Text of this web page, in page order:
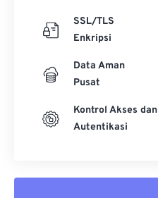
SSL/TLS
Enkripsi
Data Aman
Pusat
Kontrol Akses dan
Autentikasi